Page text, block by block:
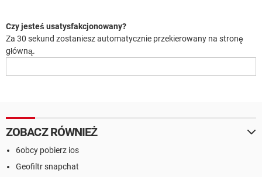
Czy jesteś usatysfakcjonowany?
Za 30 sekund zostaniesz automatycznie przekierowany na stronę
główną.
ZOBACZ RÓWNIEŻ
6obcy pobierz ios
Geofiltr snapchat